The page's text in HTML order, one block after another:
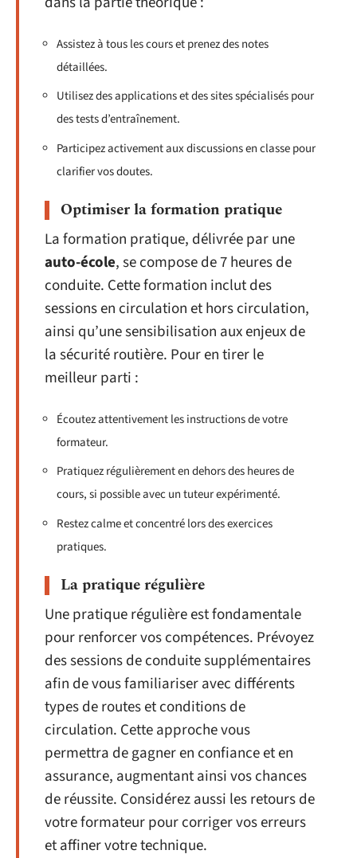
Assistez à tous les cours et prenez des notes
détaillées.
Utilisez des applications et des sites spécialisés pour
des tests d’entraînement.
Participez activement aux discussions en classe pour
clarifier vos doutes.
Optimiser la formation pratique
La formation pratique, délivrée par une
auto-école, se compose de 7 heures de
conduite. Cette formation inclut des
sessions en circulation et hors circulation,
ainsi qu’une sensibilisation aux enjeux de
la sécurité routière. Pour en tirer le
meilleur parti :
Écoutez attentivement les instructions de votre
formateur.
Pratiquez régulièrement en dehors des heures de
cours, si possible avec un tuteur expérimenté.
Restez calme et concentré lors des exercices
pratiques.
La pratique régulière
Une pratique régulière est fondamentale
pour renforcer vos compétences. Prévoyez
des sessions de conduite supplémentaires
afin de vous familiariser avec différents
types de routes et conditions de
circulation. Cette approche vous
permettra de gagner en confiance et en
assurance, augmentant ainsi vos chances
de réussite. Considérez aussi les retours de
votre formateur pour corriger vos erreurs
et affiner votre technique.